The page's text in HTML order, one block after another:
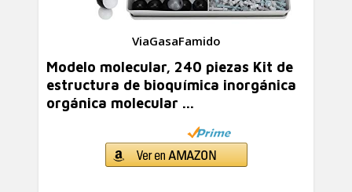
ViaGasaFamido
Modelo molecular, 240 piezas Kit de
estructura de bioquímica inorgánica
orgánica molecular ...